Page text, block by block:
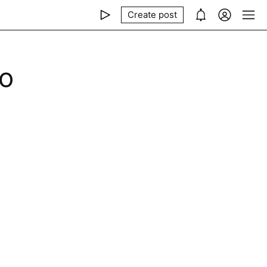
Create post